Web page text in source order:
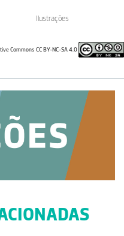
Ilustrações
Commons CC BY-NC-SA 4.0